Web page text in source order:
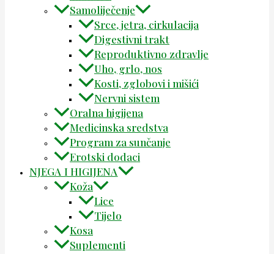
Samoliječenje
Srce, jetra, cirkulacija
Digestivni trakt
Reproduktivno zdravlje
Uho, grlo, nos
Kosti, zglobovi i mišići
Nervni sistem
Oralna higijena
Medicinska sredstva
Program za sunčanje
Erotski dodaci
NJEGA I HIGIJENA
Koža
Lice
Tijelo
Kosa
Suplementi